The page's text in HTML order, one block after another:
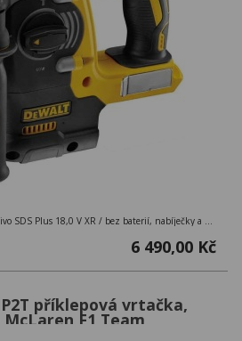
Bezuhlíkové kombinované kladivo SDS Plus 18,0 V XR / bez baterií, nabíječky a kufru
6 490,00 Kč
příklepová vrtačka,
F1 Team